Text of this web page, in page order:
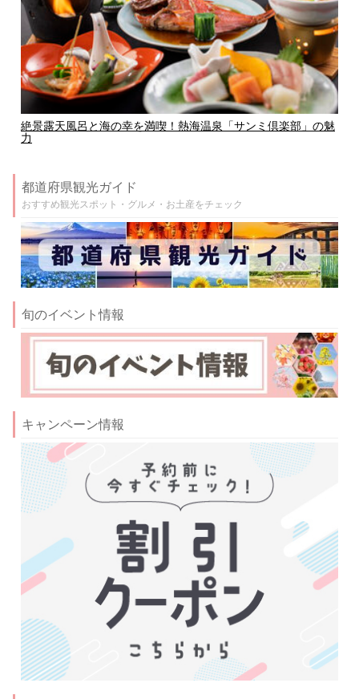
絶景露天風呂と海の幸を満喫！熱海温泉「サンミ倶楽部」の魅
力
都道府県観光ガイド
おすすめ観光スポット・グルメ・お土産をチェック
旬のイベント情報
キャンペーン情報